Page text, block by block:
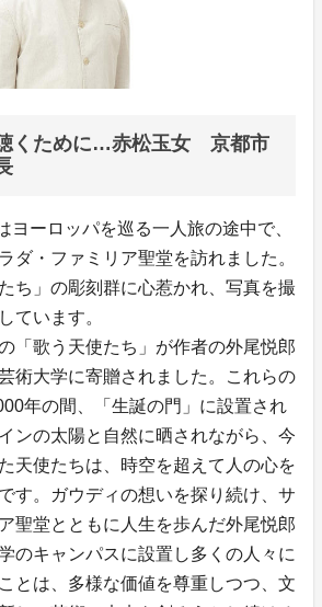
くために…赤松玉女 京都市
ーロッパを巡る一人旅の途中で、
ダ・ファミリア聖堂を訪れました。
ち」の彫刻群に心惹かれ、写真を撮
ています。
「歌う天使たち」が作者の外尾悦郎
術大学に寄贈されました。これらの
年の間、「生誕の門」に設置され
ンの太陽と自然に晒されながら、今
天使たちは、時空を超えて人の心を
す。ガウディの想いを探り続け、サ
聖堂とともに人生を歩んだ外尾悦郎
のキャンパスに設置し多くの人々に
とは、多様な価値を尊重しつつ、文